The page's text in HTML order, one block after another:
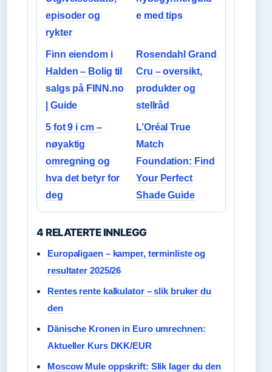
episoder og
rykter
e med tips
Finn eiendom i
Halden – Bolig til
salgs på FINN.no
| Guide
Rosendahl Grand
Cru – oversikt,
produkter og
stellråd
5 fot 9 i cm –
nøyaktig
omregning og
hva det betyr for
deg
L’Oréal True
Match
Foundation: Find
Your Perfect
Shade Guide
4 RELATERTE INNLEGG
Europaligaen – kamper, terminliste og
resultater 2025/26
Rentes rente kalkulator – slik bruker du
den
Dänische Kronen in Euro umrechnen:
Aktueller Kurs DKK/EUR
Moscow Mule oppskrift: Slik lager du den